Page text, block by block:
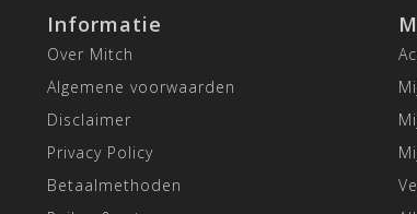
Informatie
Over Mitch
Algemene voorwaarden
Disclaimer
Privacy Policy
Betaalmethoden